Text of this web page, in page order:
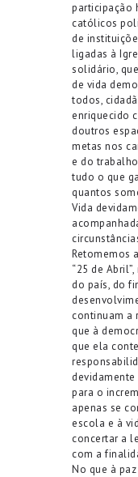
participação
católicos
de
ligadas à
solidário,
de vida
todos,
enriquecido
doutros
metas nos
e do
tudo o que
quantos
Vida
Retomemos
“25 de
do país, do
continuam a
que à
que ela
para o
apenas se
escola e à
concertar a
com a
No que à